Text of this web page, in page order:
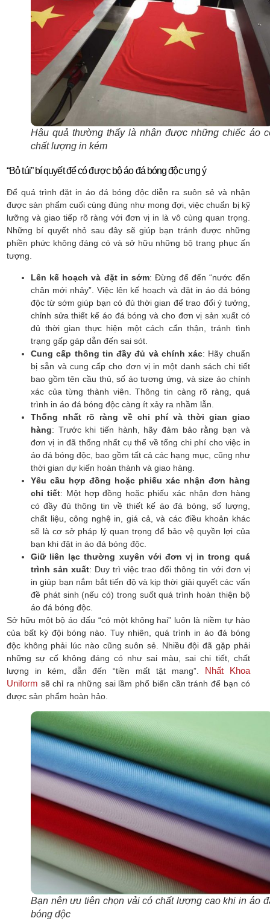
Hậu quả thường thấy là nhận được những chiếc áo
chất lượng in kém
“Bỏ túi” bí quyết để có được bộ áo đá bóng độc ưng ý
Để quá trình đặt in áo đá bóng độc diễn ra suôn sẻ và nhận
được sản phẩm cuối cùng đúng như mong đợi, việc chuẩn bị kỹ
lưỡng và giao tiếp rõ ràng với đơn vị in là vô cùng quan trọng.
Những bí quyết nhỏ sau đây sẽ giúp bạn tránh được những
phiền phức không đáng có và sở hữu những bộ trang phục ấn
tượng.
Lên kế hoạch và đặt in sớm: Đừng để đến “nước đến
chân mới nhảy”. Việc lên kế hoạch và đặt in áo đá bóng
độc từ sớm giúp bạn có đủ thời gian để trao đổi ý tưởng,
chỉnh sửa thiết kế áo đá bóng và cho đơn vị sản xuất có
đủ thời gian thực hiện một cách cẩn thận, tránh tình
trạng gấp gáp dẫn đến sai sót.
Cung cấp thông tin đầy đủ và chính xác: Hãy chuẩn
bị sẵn và cung cấp cho đơn vị in một danh sách chi tiết
bao gồm tên cầu thủ, số áo tương ứng, và size áo chính
xác của từng thành viên. Thông tin càng rõ ràng, quá
trình in áo đá bóng độc càng ít xảy ra nhầm lẫn.
Thống nhất rõ ràng về chi phí và thời gian giao
hàng: Trước khi tiến hành, hãy đảm bảo rằng bạn và
đơn vị in đã thống nhất cụ thể về tổng chi phí cho việc in
áo đá bóng độc, bao gồm tất cả các hạng mục, cũng như
thời gian dự kiến hoàn thành và giao hàng.
Yêu cầu hợp đồng hoặc phiếu xác nhận đơn hàng
chi tiết: Một hợp đồng hoặc phiếu xác nhận đơn hàng
có đầy đủ thông tin về thiết kế áo đá bóng, số lượng,
chất liệu, công nghệ in, giá cả, và các điều khoản khác
sẽ là cơ sở pháp lý quan trọng để bảo vệ quyền lợi của
bạn khi đặt in áo đá bóng độc.
Giữ liên lạc thường xuyên với đơn vị in trong quá
trình sản xuất: Duy trì việc trao đổi thông tin với đơn vị
in giúp bạn nắm bắt tiến độ và kịp thời giải quyết các vấn
đề phát sinh (nếu có) trong suốt quá trình hoàn thiện bộ
áo đá bóng độc.
Sở hữu một bộ áo đấu “có một không hai” luôn là niềm tự hào
của bất kỳ đội bóng nào. Tuy nhiên, quá trình in áo đá bóng
độc không phải lúc nào cũng suôn sẻ. Nhiều đội đã gặp phải
những sự cố không đáng có như sai màu, sai chi tiết, chất
lượng in kém, dẫn đến “tiền mất tật mang”. Nhất Khoa
Uniform sẽ chỉ ra những sai lầm phổ biến cần tránh để bạn có
được sản phẩm hoàn hảo.
Bạn nên ưu tiên chọn vải có chất lượng cao khi in áo
bóng độc